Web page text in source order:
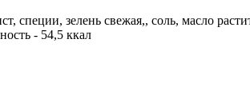
специи, зелень свежая,, соль, масло
- 54,5 ккал